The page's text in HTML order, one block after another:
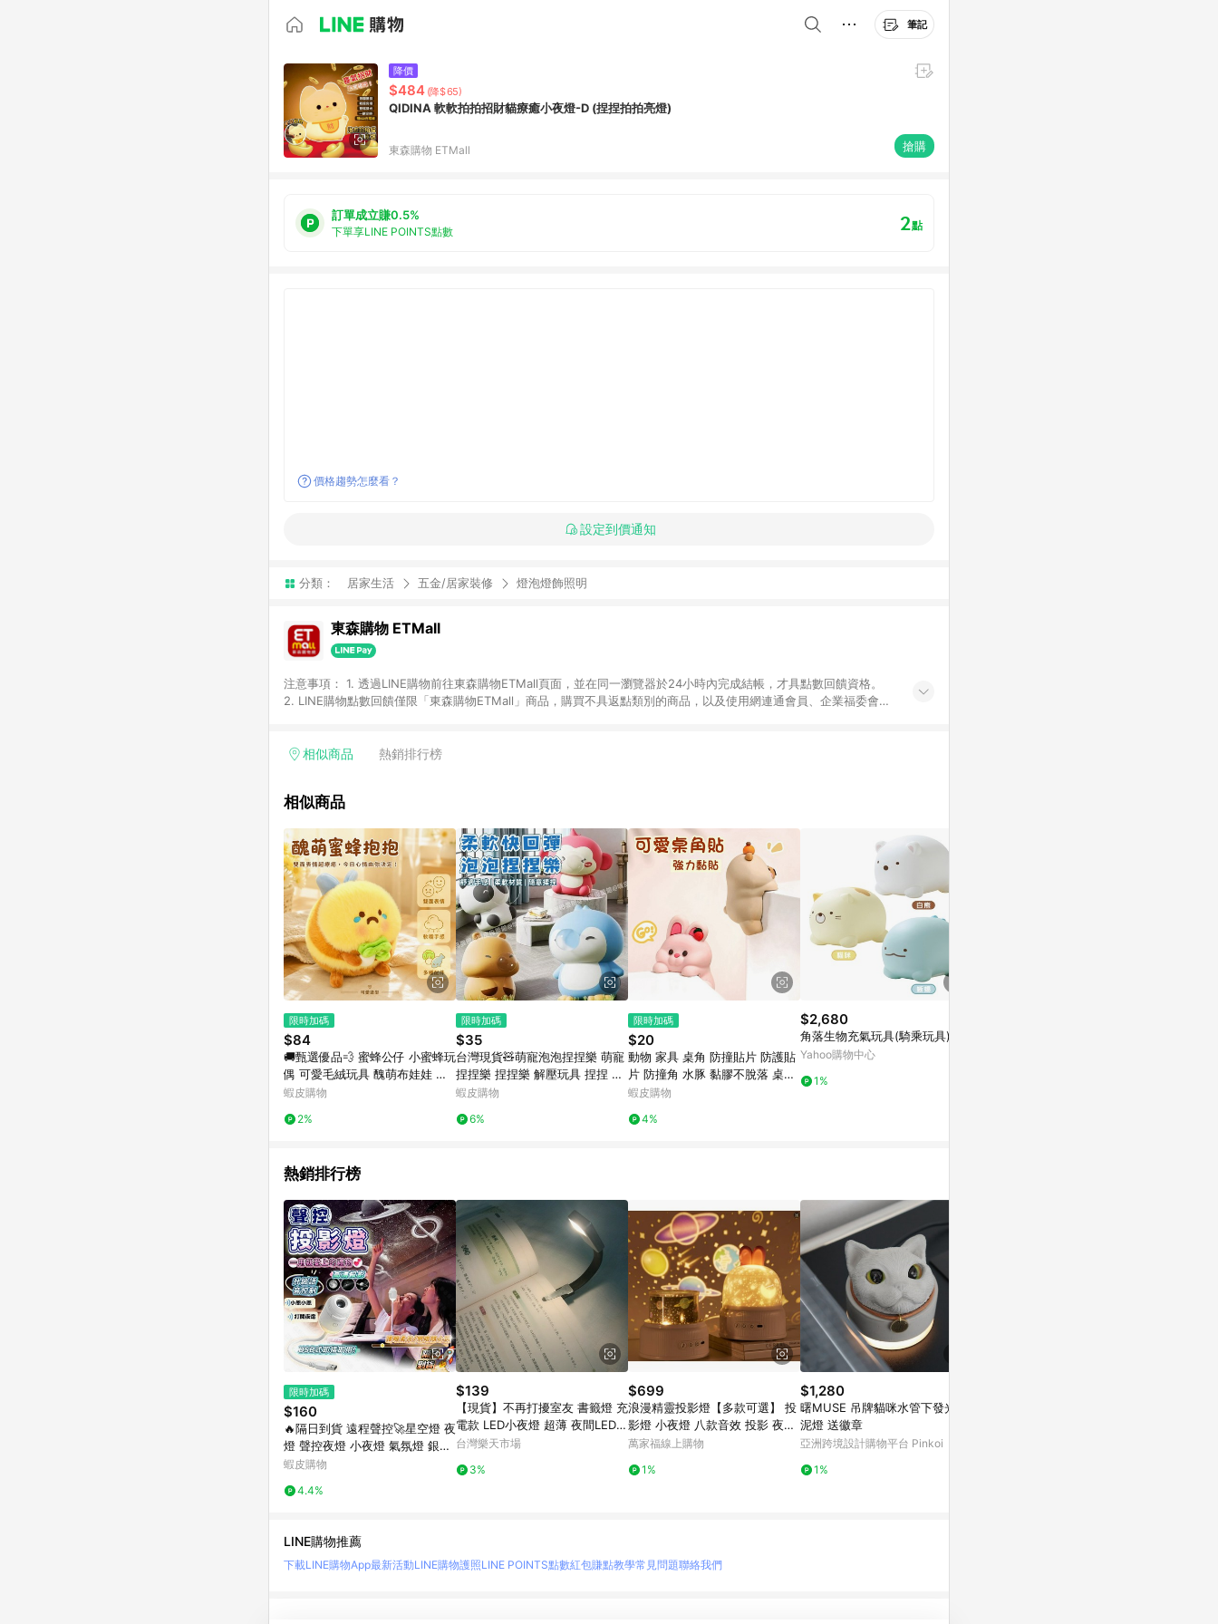
筆記
降價
$484 (降$65)
QIDINA 軟軟拍拍招財貓療癒小夜燈-D (捏捏拍拍亮燈)
東森購物 ETMall 搶購
訂單成立賺0.5%
下單享LINE POINTS點數 2點
價格趨勢怎麼看？
設定到價通知
分類： 居家生活 五金/居家裝修 燈泡燈飾照明
東森購物 ETMall
注意事項： 1. 透過LINE購物前往東森購物ETMall頁面，並在同一瀏覽器於24小時內完成結帳，才具點數回饋資格。
2. LINE購物點數回饋僅限「東森購物ETMall」商品，購買不具返點類別的商品，以及使用網連通會員、企業福委會員
「草莓網」全館商品。 4. 如取消訂單、退貨、退款或購物中登出東森購物ETMall，將無法獲得點數回饋。 5. 點數回
面顯示為準。 7. LINE購物設有「單一商品最高回饋點數」機制(特殊活動時開放「回饋無上限」)，以同一訂單中同一
品資料更新會有時間差，如顯示之商品規格、顏色、價位、贈品與東森購物ETMall銷售網頁不符，以銷售網頁標示為
準。 9. 若有贈點爭議，請務必於訂單日期+180天以內至LINE購物客服洽詢；若超過180天(含)以上進行申訴，恕無法
贈點回饋。 10. 部分點數紅包僅限指定商品使用，或不適用於無回饋商品。各點數紅包之適用商品與使用條件請依點數
紅包頁面規則為準。
相似商品 熱銷排行榜
相似商品
限時加碼
$84
🚚甄選優品💨 蜜蜂公仔 小蜜蜂玩
偶 可愛毛絨玩具 醜萌布娃娃 生
日禮物 送女生 交換禮物 兒童節
蝦皮購物
2%
限時加碼
$35
台灣現貨🧸萌寵泡泡捏捏樂 萌寵
捏捏樂 捏捏樂 解壓玩具 捏捏 舒
壓玩具 發洩玩具 按壓玩具 交換
蝦皮購物
6%
限時加碼
$20
動物 家具 桌角 防撞貼片 防護貼
片 防撞角 水豚 黏膠不脫落 桌腳
防護 防撞 保護桌腳 桌角貼 防撞
蝦皮購物
4%
$2,680
角落生物充氣玩具(騎乘玩具)
Yahoo購物中心
1%
熱銷排行榜
限時加碼
$160
🔥隔日到貨 遠程聲控🚀星空燈 夜
燈 聲控夜燈 小夜燈 氣氛燈 銀河
投影燈 星空投影燈 禮物 車載星
蝦皮購物
4.4%
$139
【現貨】不再打擾室友 書籤燈 充
電款 LED小夜燈 超薄 夜間LED
便攜式 便籤燈 夾書燈 讀書燈 交
台灣樂天市場
3%
$699
浪漫精靈投影燈【多款可選】 投
影燈 小夜燈 八款音效 投影 夜燈
禮物 交換禮物 宇宙星空 戀人 生
萬家福線上購物
1%
$1,280
曙MUSE 吊牌貓咪水管下發光水
泥燈 送徽章
亞洲跨境設計購物平台 Pinkoi
1%
LINE購物推薦
下載LINE購物App最新活動LINE購物護照LINE POINTS點數紅包賺點教學常見問題聯絡我們